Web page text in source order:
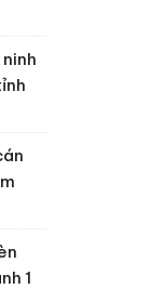
1